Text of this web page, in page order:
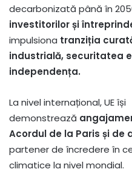
decarbonizată până în
investitorilor și
impulsiona tranziția
industrială, securitatea
independența.
La nivel internațional, UE își
demonstrează
Acordul de la Paris și de
partener de încredere în
climatice la nivel mondial.